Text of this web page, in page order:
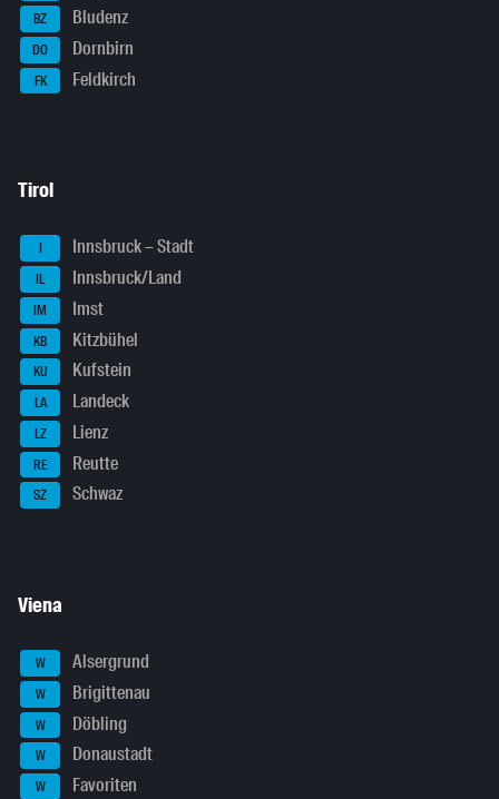
BZ Bludenz
DO Dornbirn
FK Feldkirch
Tirol
I Innsbruck – Stadt
IL Innsbruck/Land
IM Imst
KB Kitzbühel
KU Kufstein
LA Landeck
LZ Lienz
RE Reutte
SZ Schwaz
Viena
W Alsergrund
W Brigittenau
W Döbling
W Donaustadt
W Favoriten